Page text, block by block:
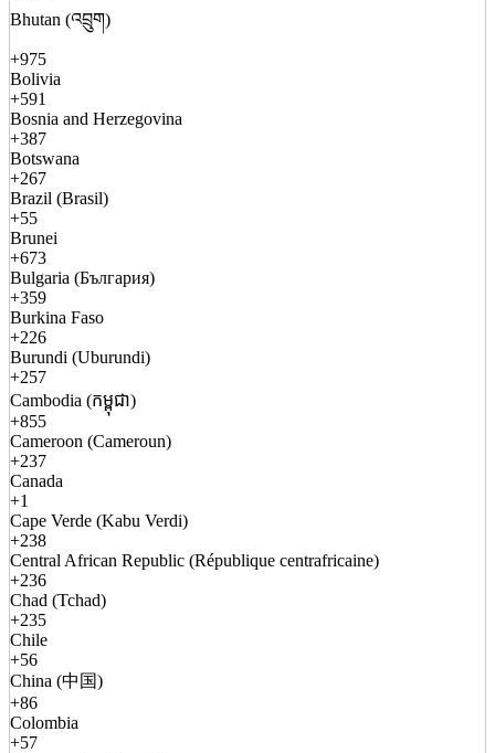
Bhutan (འབྲུག)
+975
Bolivia
+591
Bosnia and Herzegovina
+387
Botswana
+267
Brazil (Brasil)
+55
Brunei
+673
Bulgaria (България)
+359
Burkina Faso
+226
Burundi (Uburundi)
+257
Cambodia (កម្ពុជា)
+855
Cameroon (Cameroun)
+237
Canada
+1
Cape Verde (Kabu Verdi)
+238
Central African Republic (République centrafricaine)
+236
Chad (Tchad)
+235
Chile
+56
China (中国)
+86
Colombia
+57